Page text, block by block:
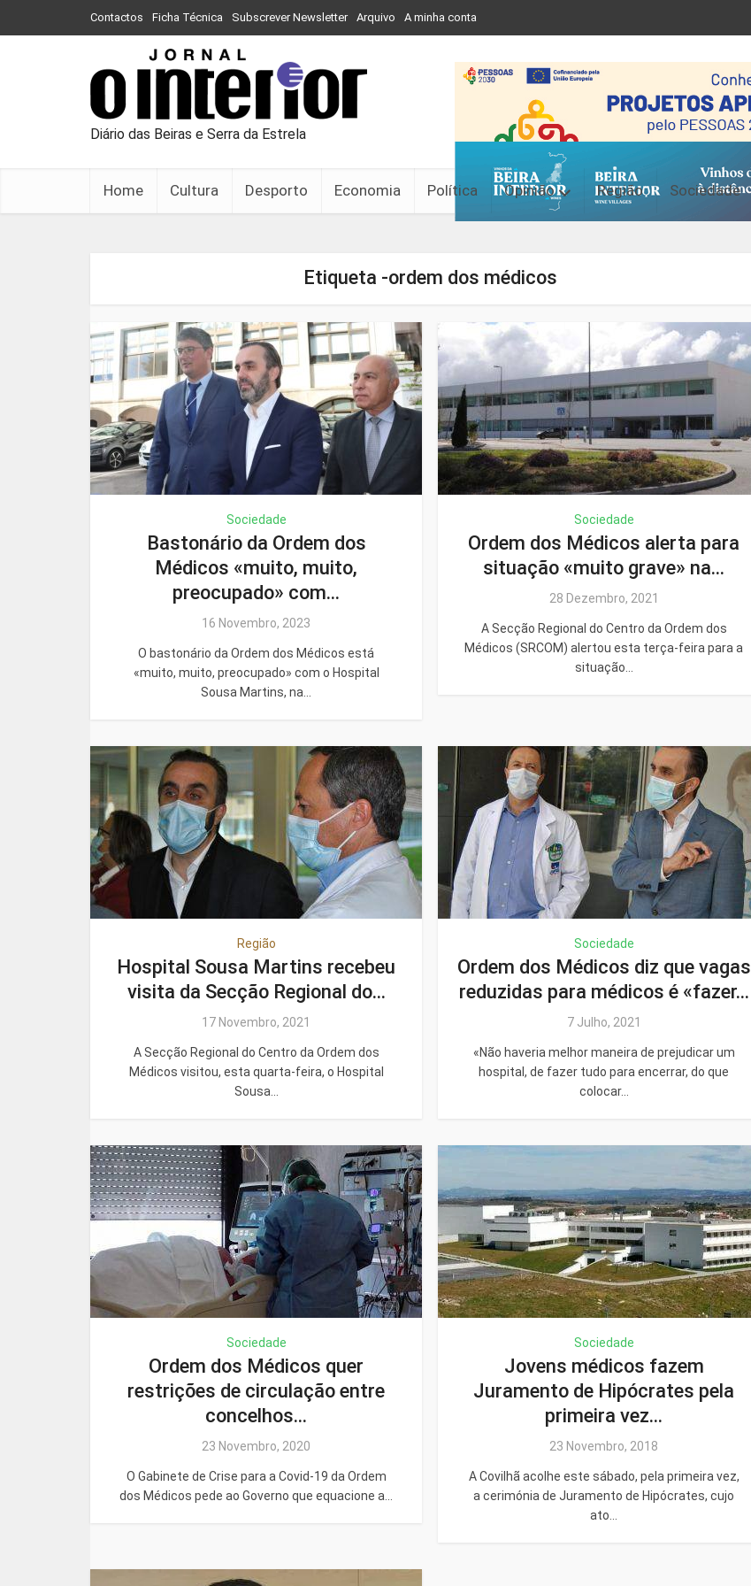
Contactos Ficha Técnica Subscrever Newsletter Arquivo A minha conta
Diário das Beiras e Serra da Estrela
Home Cultura Desporto Economia Política Opinião Região Sociedade
Etiqueta -ordem dos médicos
Sociedade
Bastonário da Ordem dos
Médicos «muito, muito,
preocupado» com...
16 Novembro, 2023
O bastonário da Ordem dos Médicos está
«muito, muito, preocupado» com o Hospital
Sousa Martins, na...
Sociedade
Ordem dos Médicos alerta para
situação «muito grave» na...
28 Dezembro, 2021
A Secção Regional do Centro da Ordem dos
Médicos (SRCOM) alertou esta terça-feira para a
situação...
Região
Hospital Sousa Martins recebeu
visita da Secção Regional do...
17 Novembro, 2021
A Secção Regional do Centro da Ordem dos
Médicos visitou, esta quarta-feira, o Hospital
Sousa...
Sociedade
Ordem dos Médicos diz que vagas
reduzidas para médicos é «fazer...
7 Julho, 2021
«Não haveria melhor maneira de prejudicar um
hospital, de fazer tudo para encerrar, do que
colocar...
Sociedade
Ordem dos Médicos quer
restrições de circulação entre
concelhos...
23 Novembro, 2020
O Gabinete de Crise para a Covid-19 da Ordem
dos Médicos pede ao Governo que equacione a...
Sociedade
Jovens médicos fazem
Juramento de Hipócrates pela
primeira vez...
23 Novembro, 2018
A Covilhã acolhe este sábado, pela primeira vez,
a cerimónia de Juramento de Hipócrates, cujo
ato...